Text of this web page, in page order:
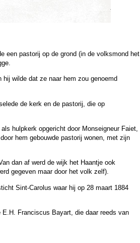
een pastorij op de grond (in de volksmond het
wilde dat ze naar hem zou genoemd
de kerk en de pastorij, die op
hulpkerk opgericht door Monseigneur Faiet,
hem gebouwde pastorij wonen, met zijn
dan af werd de wijk het Haantje ook
gegeven maar door het volk zelf).
Sint-Carolus waar hij op 28 maart 1884
Franciscus Bayart, die daar reeds van